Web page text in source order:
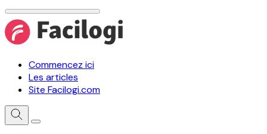
Commencez ici
Les articles
Site Facilogi.com